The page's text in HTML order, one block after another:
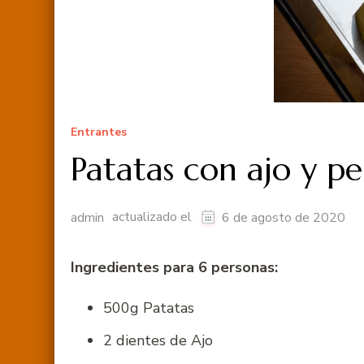
Entrantes
Patatas con ajo y
admin actualizado el 6 de agosto de 2020
Ingredientes para 6 personas:
500g Patatas
2 dientes de Ajo